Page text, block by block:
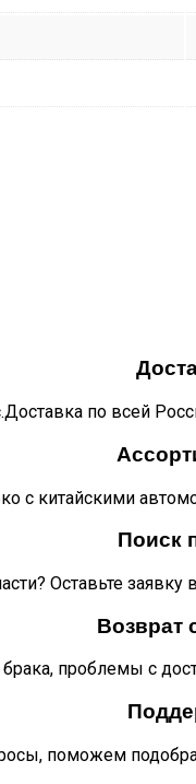
по всей
с китайскими
Поиск
Оставьте
Возврат
брака, проблемы с
поможем